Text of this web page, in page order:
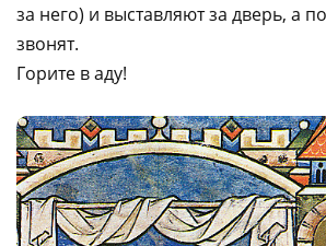
за него) и выставляют за дверь, а
звонят.
Горите в аду!